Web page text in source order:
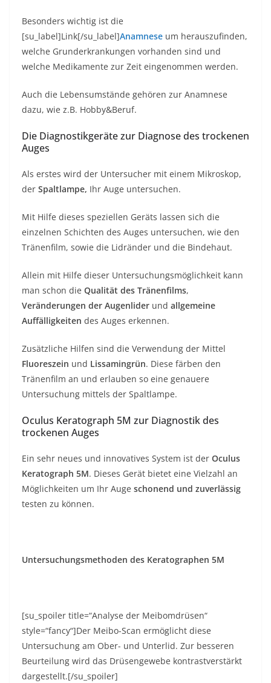
Besonders wichtig ist die
[su_label]Link[/su_label]Anamnese um herauszufinden,
welche Grunderkrankungen vorhanden sind und
welche Medikamente zur Zeit eingenommen werden.
Auch die Lebensumstände gehören zur Anamnese
dazu, wie z.B. Hobby&Beruf.
Die Diagnostikgeräte zur Diagnose des trockenen
Auges
Als erstes wird der Untersucher mit einem Mikroskop,
der Spaltlampe, Ihr Auge untersuchen.
Mit Hilfe dieses speziellen Geräts lassen sich die
einzelnen Schichten des Auges untersuchen, wie den
Tränenfilm, sowie die Lidränder und die Bindehaut.
Allein mit Hilfe dieser Untersuchungsmöglichkeit kann
man schon die Qualität des Tränenfilms,
Veränderungen der Augenlider und allgemeine
Auffälligkeiten des Auges erkennen.
Zusätzliche Hilfen sind die Verwendung der Mittel
Fluoreszein und Lissamingrün. Diese färben den
Tränenfilm an und erlauben so eine genauere
Untersuchung mittels der Spaltlampe.
Oculus Keratograph 5M zur Diagnostik des
trockenen Auges
Ein sehr neues und innovatives System ist der Oculus
Keratograph 5M. Dieses Gerät bietet eine Vielzahl an
Möglichkeiten um Ihr Auge schonend und zuverlässig
testen zu können.
Untersuchungsmethoden des Keratographen 5M
[su_spoiler title=“Analyse der Meibomdrüsen“
style=“fancy“]Der Meibo-Scan ermöglicht diese
Untersuchung am Ober- und Unterlid. Zur besseren
Beurteilung wird das Drüsengewebe kontrastverstärkt
dargestellt.[/su_spoiler]